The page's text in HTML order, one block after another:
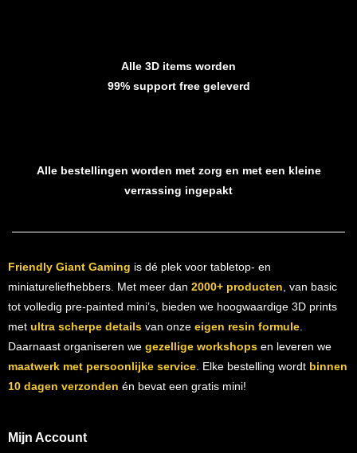
Alle 3D items worden
99% support free geleverd
Alle bestellingen worden met zorg en met een kleine
verrassing ingepakt
Friendly Giant Gaming is dé plek voor tabletop- en
miniatureliefhebbers. Met meer dan 2000+ producten , van basic
tot volledig pre-painted mini’s, bieden we hoogwaardige 3D prints
met ultra scherpe detailsvan onze eigen resin formule.
Daarnaast organiseren we gezellige workshopsen leveren we
maatwerk met persoonlijke service. Elke bestelling wordt binnen
10 dagen verzonden én bevat een gratis mini!
Mijn Account